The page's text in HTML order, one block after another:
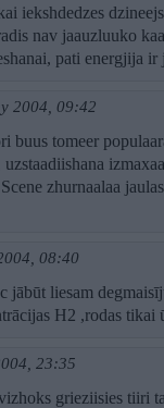
iekshdedzes
nav jaauzluuko
pati energjija ir
2004, 09:42
buus tomeer
zhurnaalaa
08:40
jābūt liesam
H2 ,rodas tikai
23:35
grieziisies tiiri